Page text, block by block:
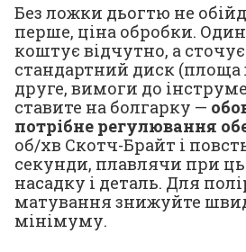
Без ложки дьогтю не
перше, ціна обробки.
коштує відчутно, а
стандартний диск (площа
друге, вимоги до
ставите на болгарку —
потрібне регулювання
об/хв Скотч-Брайт і
секунди, плавлячи при
насадку і деталь. Для
матування знижуйте
мінімуму.